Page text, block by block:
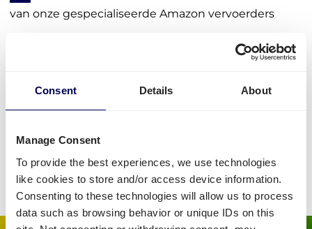
Consent Details About
Manage Consent
To provide the best experiences, we use technologies
like cookies to store and/or access device information.
Consenting to these technologies will allow us to process
data such as browsing behavior or unique IDs on this
van onze gespecialiseerde Amazon vervoerders
Volg je order via het portaal, en ontvang
Regel je vervoer